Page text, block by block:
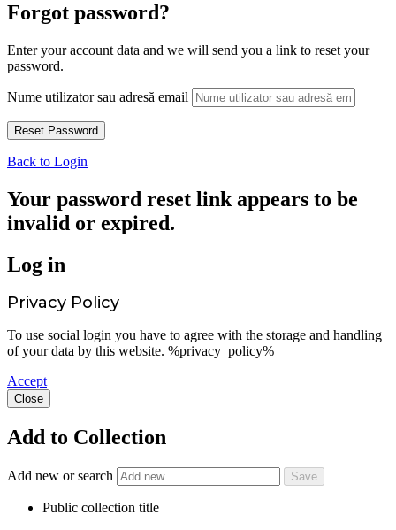
Forgot password?
Enter your account data and we will send you a link to reset your
password.
Nume utilizator sau adresă email
Back to Login
Your password reset link appears to be
invalid or expired.
Log in
Privacy Policy
To use social login you have to agree with the storage and handling
of your data by this website. %privacy_policy%
Accept
Close
Add to Collection
Add new or search
Public collection title